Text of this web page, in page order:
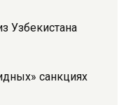
Узбекистана
санкциях